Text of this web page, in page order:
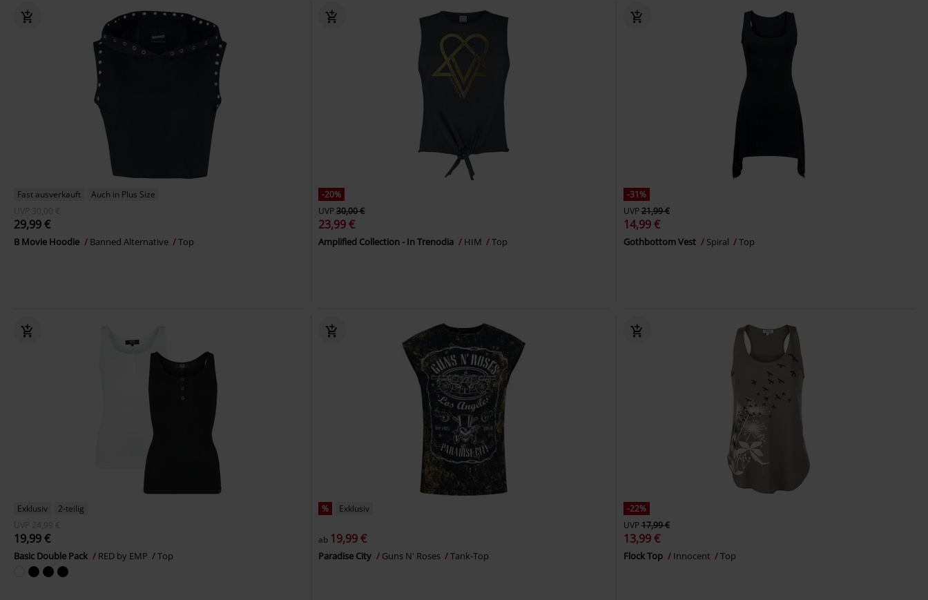
Fast ausverkauft
Auch in Plus Size
UVP
30,00 €
29,99 €
B Movie Hoodie Banned Alternative Top
-20%
UVP30,00 €
23,99 €
Amplified Collection - In Trenodia HIM Top
-31%
UVP21,99 €
14,99 €
Gothbottom Vest Spiral Top
Exklusiv
2-teilig
UVP
24,99 €
19,99 €
Basic Double Pack RED by EMP Top
% Exklusiv
ab 19,99 €
Paradise City Guns N' Roses Tank-Top
-22%
UVP17,99 €
13,99 €
Flock Top Innocent Top